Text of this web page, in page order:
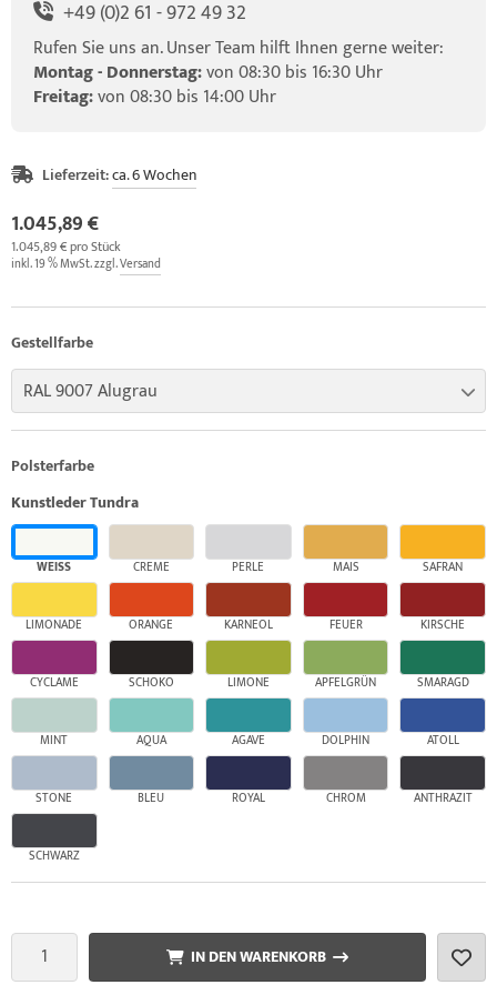
+49 (0)2 61 - 972 49 32
Rufen Sie uns an. Unser Team hilft Ihnen gerne weiter:
Montag - Donnerstag:von 08:30 bis 16:30 Uhr
Freitag:von 08:30 bis 14:00 Uhr
Lieferzeit:ca. 6 Wochen
1.045,89 €
1.045,89 € pro Stück
inkl. 19 % MwSt. zzgl.Versand
Gestellfarbe
RAL 9007 Alugrau
Polsterfarbe
Kunstleder Tundra
WEISS CREME PERLE MAIS SAFRAN
LIMONADE ORANGE KARNEOL FEUER KIRSCHE
CYCLAME SCHOKO LIMONE APFELGRÜN SMARAGD
MINT AQUA AGAVE DOLPHIN ATOLL
STONE BLEU ROYAL CHROM ANTHRAZIT
SCHWARZ
IN DEN WARENKORB